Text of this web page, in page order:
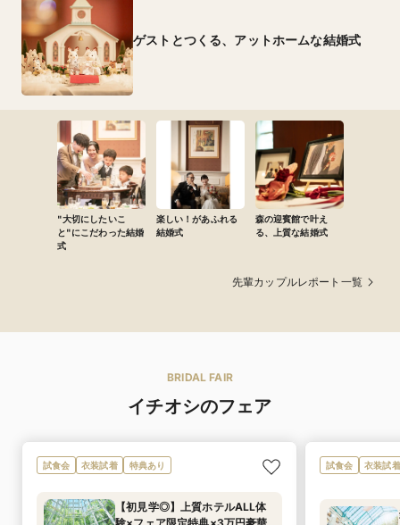
ゲストとつくる、アットホームな結婚式
"大切にしたいこ
と"にこだわった結婚
式
楽しい！があふれる
結婚式
森の迎賓館で叶え
る、上質な結婚式
先輩カップルレポート一覧
BRIDAL FAIR
イチオシのフェア
試食会 衣装試着 特典あり
【初見学◎】上質ホテルALL体
試食会 衣装試着